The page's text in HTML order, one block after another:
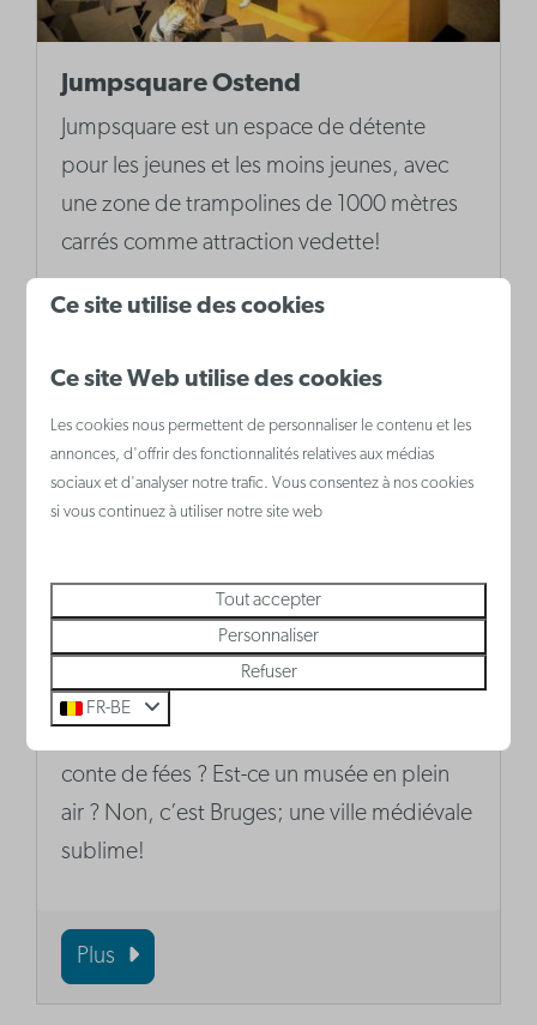
Jumpsquare Ostend
Jumpsquare est un espace de détente
pour les jeunes et les moins jeunes, avec
une zone de trampolines de 1000 mètres
carrés comme attraction vedette!
Bruges – la Venise du nord
conte de fées ? Est-ce un musée en plein
air ? Non, c’est Bruges; une ville médiévale
sublime!
Plus
Ce site utilise des cookies
Ce site Web utilise des cookies
Les cookies nous permettent de personnaliser le contenu et les
annonces, d'offrir des fonctionnalités relatives aux médias
sociaux et d'analyser notre trafic. Vous consentez à nos cookies
si vous continuez à utiliser notre site web
Tout accepter
Personnaliser
Refuser
FR-BE